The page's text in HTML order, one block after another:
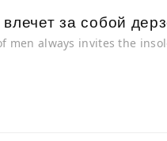
за собой
men always invites the